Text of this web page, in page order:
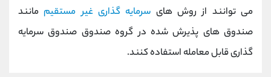
می توانند از روش های سرمایه گذاری غیر مستقیم مانند
صندوق های پذیرش شده در گروه صندوق صندوق سرمایه
گذاری قابل معامله استفاده کنند.